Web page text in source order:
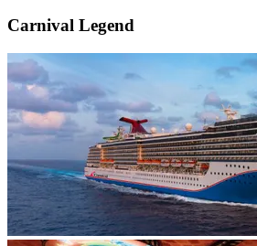
Carnival Legend